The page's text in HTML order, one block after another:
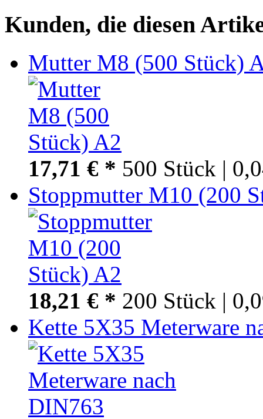
Kunden, die diesen
Mutter M8 (500 Stück)
17,71 € * 500 Stück |
Stoppmutter M10 (200
18,21 € * 200 Stück |
Kette 5X35 Meterware